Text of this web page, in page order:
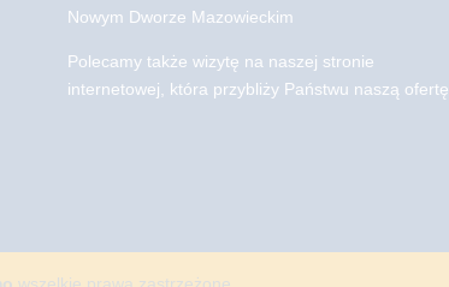
Nowym Dworze Mazowieckim
Polecamy także wizytę na naszej stronie
internetowej, która przybliży Państwu naszą ofertę.